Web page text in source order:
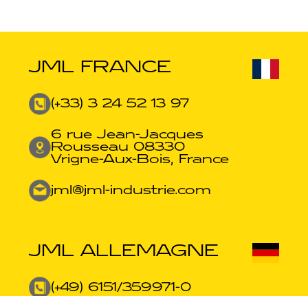
JML FRANCE
(+33) 3 24 52 13 97
6 rue Jean-Jacques
Rousseau 08330
Vrigne-Aux-Bois, France
jml@jml-industrie.com
JML ALLEMAGNE
(+49) 6151/359971-0​